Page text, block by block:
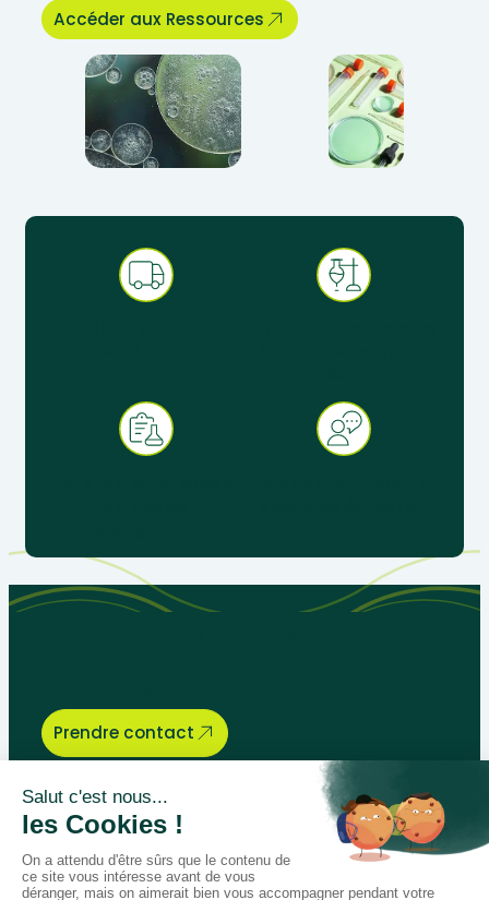
Accéder aux Ressources
Prendre contact
Bégénat
Niveau d’enseignement
Actualités
Politique de retour